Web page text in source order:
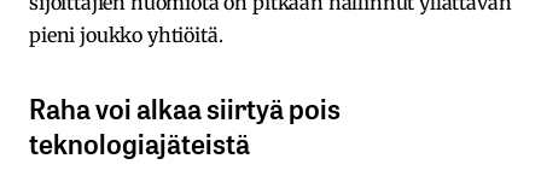
pieni joukko yhtiöitä.
Raha voi alkaa siirtyä pois
teknologiajäteistä